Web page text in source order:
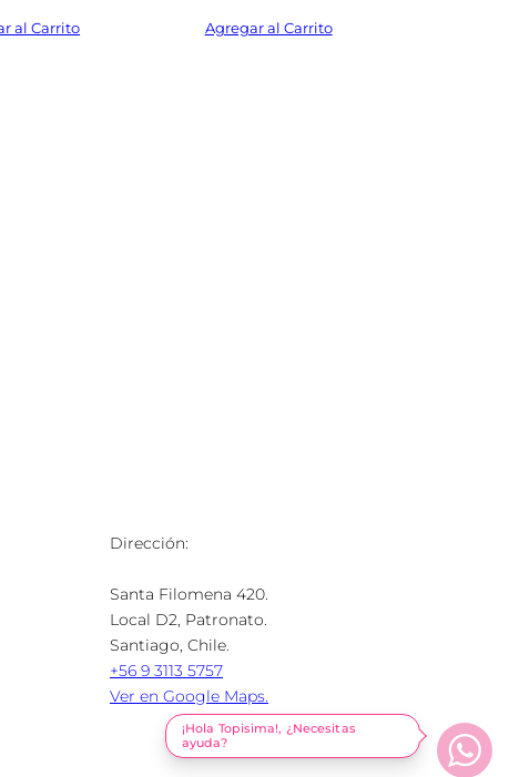
Dirección:
Santa Filomena 420.
Local D2, Patronato.
Santiago, Chile.
+56 9 3113 5757
Ver en Google Maps.